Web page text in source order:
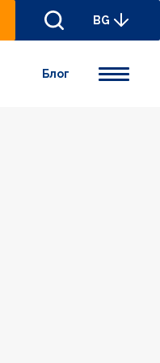
BG
Блог